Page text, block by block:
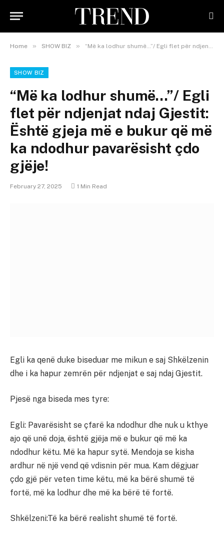
Home » SHOW BIZ » “Më ka lodhur shumë…”/ Egli flet për ndjenjat ndaj Gjestit: Është gjeja më e bukur që më ka ndodhur pavarësisht çdo gjëje!
SHOW BIZ
“Më ka lodhur shumë…”/ Egli
flet për ndjenjat ndaj Gjestit:
Është gjeja më e bukur që më
ka ndodhur pavarësisht çdo
gjëje!
February 27, 2025 1 Min Read
Egli ka qenë duke biseduar me mikun e saj Shkëlzenin
dhe i ka hapur zemrën për ndjenjat e saj ndaj Gjestit.
Pjesë nga biseda mes tyre:
Egli: Pavarësisht se çfarë ka ndodhur dhe nuk u kthye
ajo që unë doja, është gjëja më e bukur që më ka
ndodhur këtu. Më ka hapur sytë. Mendoja se kisha
ardhur në një vend që vdisnin për mua. Kam dëgjuar
çdo gjë për veten time këtu, më ka bërë shumë të
fortë, më ka lodhur dhe më ka bërë të fortë.
Shkëlzeni:Të ka bërë realisht shumë të fortë.